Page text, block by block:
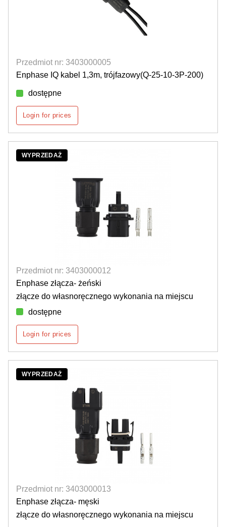
Przedmiot nr: 3403000005
Enphase IQ kabel 1,3m, trójfazowy(Q-25-10-3P-200)
dostępne
Login for prices
WYPRZEDAŻ
Przedmiot nr: 3403000012
Enphase złącza- żeński
złącze do własnoręcznego wykonania na miejscu
dostępne
Login for prices
WYPRZEDAŻ
Przedmiot nr: 3403000013
Enphase złącza- męski
złącze do własnoręcznego wykonania na miejscu